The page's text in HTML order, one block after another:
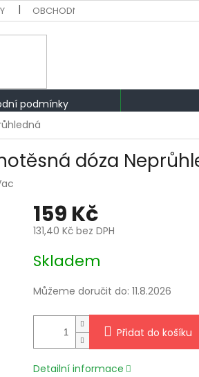
OBCHODNÍ PODMÍNKY
podmínky
dóza
159 Kč
131,40 Kč bez DPH
cena:
Skladem
Můžeme doručit do: 11.8.2026
Přidat do košíku
Detailní informace